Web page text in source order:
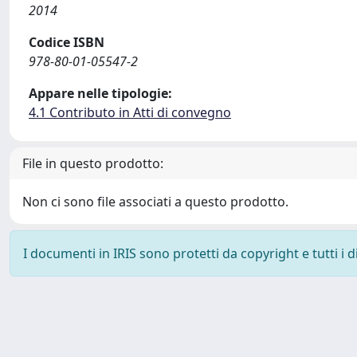
2014
Codice ISBN
978-80-01-05547-2
Appare nelle tipologie:
4.1 Contributo in Atti di convegno
File in questo prodotto:
Non ci sono file associati a questo prodotto.
I documenti in IRIS sono protetti da copyright e tutti i